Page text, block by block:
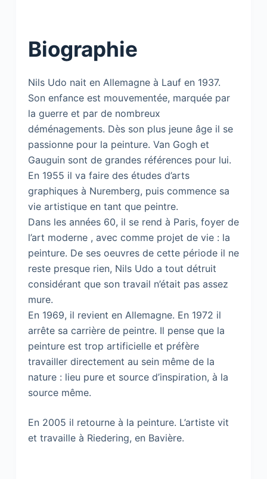
Biographie
Nils Udo nait en Allemagne à Lauf en 1937.
Son enfance est mouvementée, marquée par
la guerre et par de nombreux
déménagements. Dès son plus jeune âge il se
passionne pour la peinture. Van Gogh et
Gauguin sont de grandes références pour lui.
En 1955 il va faire des études d’arts
graphiques à Nuremberg, puis commence sa
vie artistique en tant que peintre.
Dans les années 60, il se rend à Paris, foyer de
l’art moderne , avec comme projet de vie : la
peinture. De ses oeuvres de cette période il ne
reste presque rien, Nils Udo a tout détruit
considérant que son travail n’était pas assez
mure.
En 1969, il revient en Allemagne. En 1972 il
arrête sa carrière de peintre. Il pense que la
peinture est trop artificielle et préfère
travailler directement au sein même de la
nature : lieu pure et source d’inspiration, à la
source même.
En 2005 il retourne à la peinture. L’artiste vit
et travaille à Riedering, en Bavière.